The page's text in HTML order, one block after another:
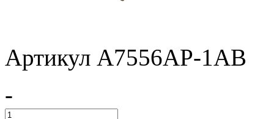
Артикул A7556AP-1AB
-